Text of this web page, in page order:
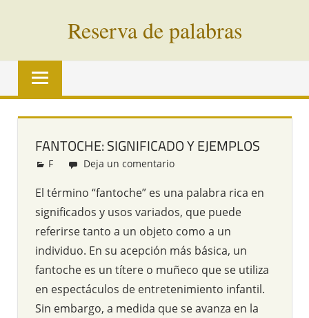
Reserva de palabras
Palabras
vías
todo
mundo
FANTOCHE: SIGNIFICADO Y EJEMPLOS
Redacción
F Deja un comentario
El término “fantoche” es una palabra rica en
significados y usos variados, que puede
referirse tanto a un objeto como a un
individuo. En su acepción más básica, un
fantoche es un títere o muñeco que se utiliza
en espectáculos de entretenimiento infantil.
Sin embargo, a medida que se avanza en la